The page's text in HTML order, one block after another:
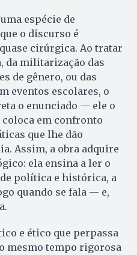
espécie de
o discurso é
cirúrgica. Ao tratar
da militarização das
de gênero, ou das
eventos escolares, o
o enunciado — ele o
em confronto
que lhe dão
Assim, a obra adquire
ela ensina a ler o
política e histórica, a
quando se fala — e,
e ético que perpassa
mesmo tempo rigorosa